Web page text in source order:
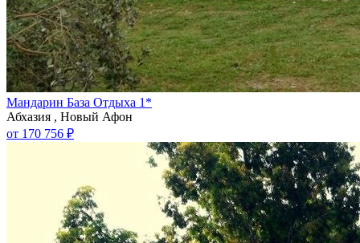
Мандарин База Отдыха 1*
Абхазия , Новый Афон
от 170 756 ₽